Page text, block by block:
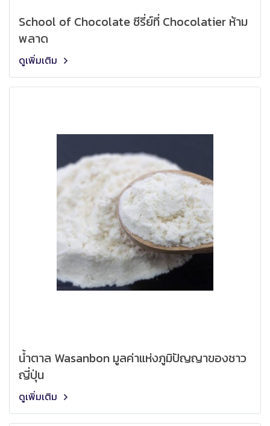
School of Chocolate ซีรี่ย์ที่ Chocolatier ห้าม
พลาด
ดูเพิ่มเติม
น้ำตาล Wasanbon มูลค่าแห่งภูมิปัญญาของชาว
ญี่ปุ่น
ดูเพิ่มเติม